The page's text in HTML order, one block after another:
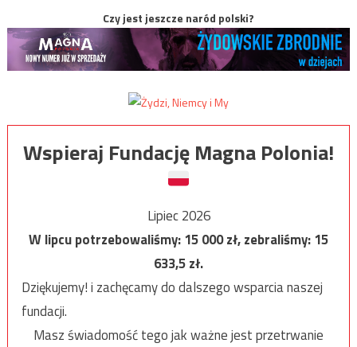
Czy jest jeszcze naród polski?
Wspieraj Fundację Magna Polonia!
Lipiec 2026
W lipcu potrzebowaliśmy:15 000zł, zebraliśmy:15
633,5zł.
Dziękujemy! i zachęcamy do dalszego wsparcia naszej
fundacji.
Masz świadomość tego jak ważne jest przetrwanie